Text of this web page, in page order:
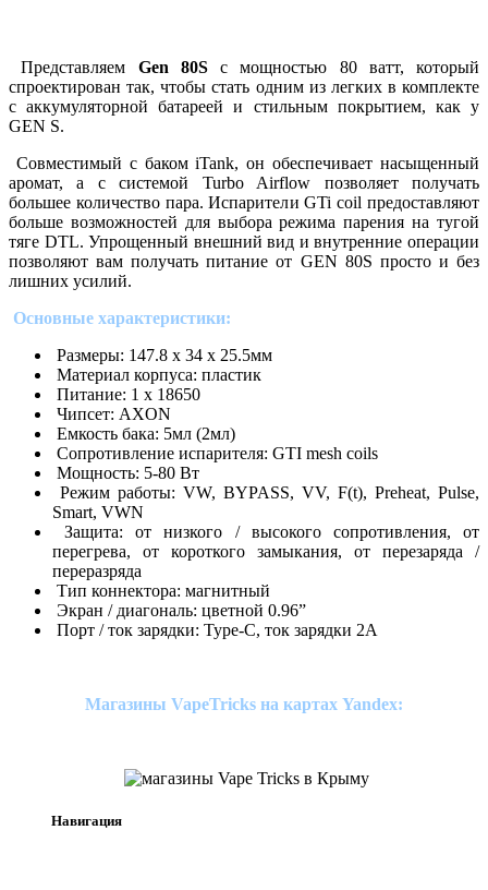
Представляем Gen 80Sс мощностью 80 ватт, который
спроектирован так, чтобы стать одним из легких в комплекте
с аккумуляторной батареей и стильным покрытием, как у
GEN S.
Совместимый с баком iTank, он обеспечивает насыщенный
аромат, а с системой Turbo Airflow позволяет получать
большее количество пара. Испарители GTi coil предоставляют
больше возможностей для выбора режима парения на тугой
тяге DTL. Упрощенный внешний вид и внутренние операции
позволяют вам получать питание от GEN 80S просто и без
лишних усилий.
Основные характеристики:
Размеры: 147.8 х 34 х 25.5мм
Материал корпуса: пластик
Питание: 1 х 18650
Чипсет: AXON
Емкость бака: 5мл (2мл)
Сопротивление испарителя: GTI mesh coils
Мощность: 5-80 Вт
Режим работы: VW, BYPASS, VV, F(t), Preheat, Pulse,
Smart, VWN
Защита: от низкого / высокого сопротивления, от
перегрева, от короткого замыкания, от перезаряда /
переразряда
Тип коннектора: магнитный
Экран / диагональ: цветной 0.96”
Порт / ток зарядки: Type-C, ток зарядки 2A
Магазины VapeTricks на картах Yandex:
Навигация